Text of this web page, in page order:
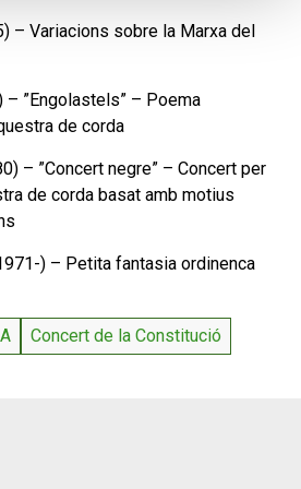
– Variacions sobre la Marxa del
– ”Engolastels” – Poema
de corda
– ”Concert negre” – Concert per
de corda basat amb motius
) – Petita fantasia ordinenca
Concert de la Constitució